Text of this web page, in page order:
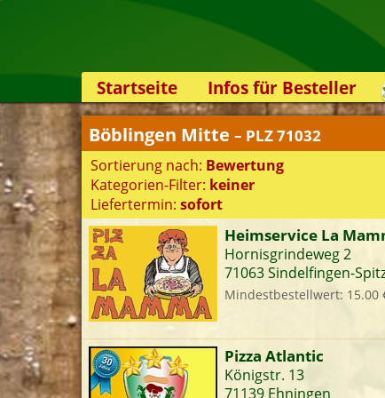
Startseite
Infos für Besteller
Lieferservice-App
Weiterempfehlen
Newsletter
Sicherheit
Kontakt
Böblingen Mitte – PLZ 71032
Sortierung nach: Bewertung
Kategorien-Filter: keiner
Liefertermin: sofort
Heimservice La
Hornisgrindeweg 2
71063 Sindelfingen-
Mindestbestellwert: 15.00
Pizza Atlantic
Königstr. 13
71139 Ehningen